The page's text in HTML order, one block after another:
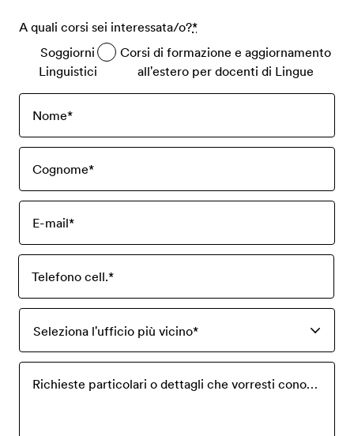
A quali corsi sei interessata/o?*
Soggiorni
Linguistici
Corsi di formazione e aggiornamento
all'estero per docenti di Lingue
Nome*
Cognome*
E-mail*
Telefono cell.*
Seleziona l'ufficio più vicino*
Richieste particolari o dettagli che vorresti conoscere? Per favore indicaceli qui di seguito.